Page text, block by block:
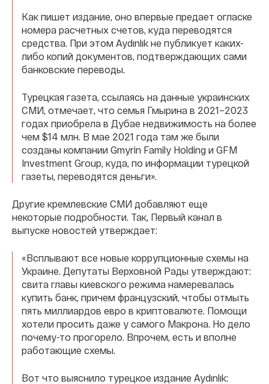
Как пишет издание, оно впервые предает огласке
номера расчетных счетов, куда переводятся
средства. При этом Aydınlık не публикует каких-
либо копий документов, подтверждающих сами
банковские переводы.
Турецкая газета, ссылаясь на данные украинских
СМИ, отмечает, что семья Гмырина в 2021–2023
годах приобрела в Дубае недвижимость на более
чем $14 млн. В мае 2021 года там же были
созданы компании Gmyrin Family Holding и GFM
Investment Group, куда, по информации турецкой
газеты, переводятся деньги».
Другие кремлевские СМИ добавляют еще
некоторые подробности. Так, Первый канал в
выпуске новостей утверждает:
«Всплывают все новые коррупционные схемы на
Украине. Депутаты Верховной Рады утверждают:
свита главы киевского режима намеревалась
купить банк, причем французский, чтобы отмыть
пять миллиардов евро в криптовалюте. Помощи
хотели просить даже у самого Макрона. Но дело
почему-то прогорело. Впрочем, есть и вполне
работающие схемы.
Вот что выяснило турецкое издание Aydınlık: